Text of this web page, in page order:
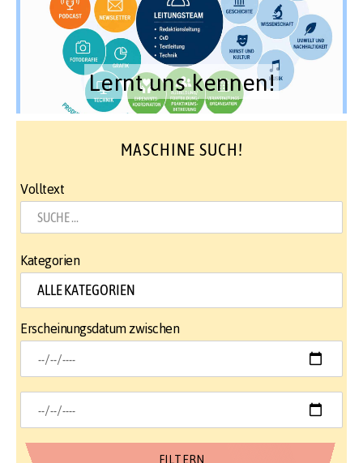
Lernt uns kennen!
MASCHINE SUCH!
Volltext
Kategorien
Erscheinungsdatum zwischen